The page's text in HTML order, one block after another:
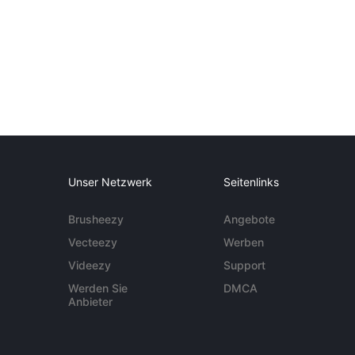
Unser Netzwerk
Brusheezy
Vecteezy
Videezy
Werden Sie
Anbieter
Seitenlinks
Angebote
Werben
Support
DMCA